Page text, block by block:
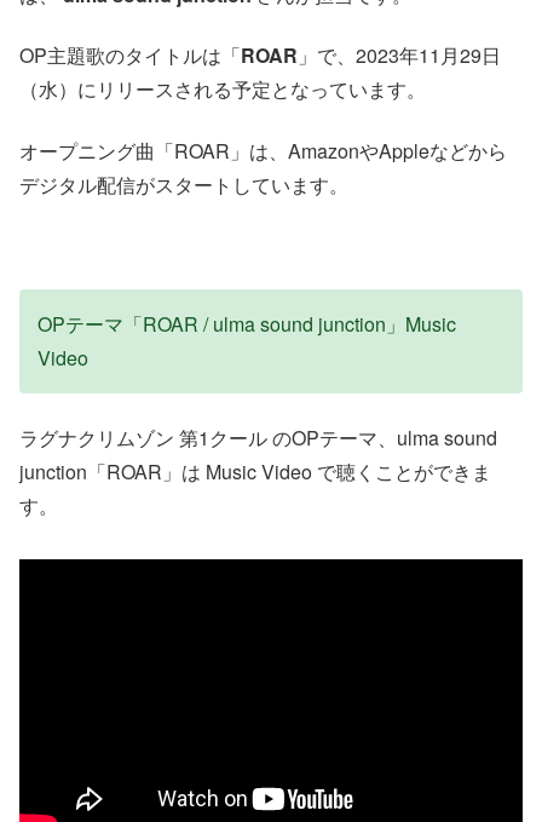
OP主題歌のタイトルは「ROAR 」で、2023年11月29日
（水）にリリースされる予定となっています。
オープニング曲「ROAR」は、AmazonやAppleなどから
デジタル配信がスタートしています。
OPテーマ「ROAR / ulma sound junction」Music
Video
ラグナクリムゾン 第1クール のOPテーマ、ulma sound
junction「ROAR」は Music Video で聴くことができま
す。